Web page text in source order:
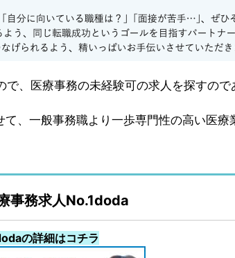
、医療事務の未経験可の求人を探すので
、一般事務職より一歩専門性の高い医療
事務求人No.1doda
の詳細はコチラ